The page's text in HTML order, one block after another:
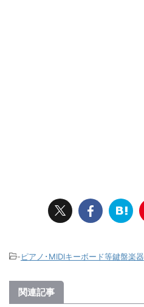
-ピアノ･MIDIキーボード等鍵盤楽器
関連記事